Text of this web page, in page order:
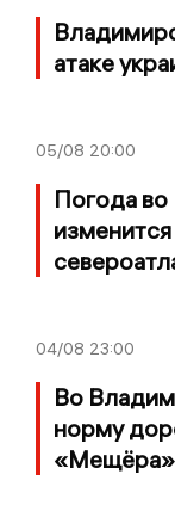
атаке
05/08 20:00
Погода
04/08 23:00
Во
норму
«Мещёра»